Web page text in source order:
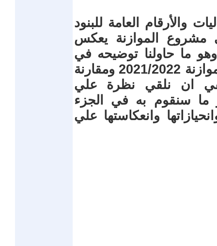
والأرقام العامة للبنود
مشروع الموازنة يعكس
ما حاولنا توضيحه في
الحلقات السابقة من متابعة مشروع موازنة 2021/2022 ومقارنة
ان نلقي نظرة علي
ما سنقوم به في الجزء
وانعكاستها علي